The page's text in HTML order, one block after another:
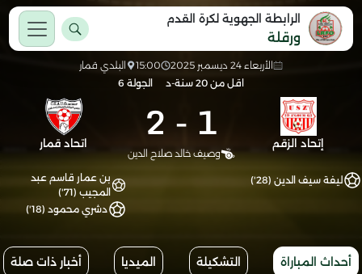
الرابطة الجهوية لكرة القدم
ورقلة
الأربعاء 24 ديسمبر 2025 15:00
البلدي قمار
اقل من 20 سنة-د
الجولة 6
إتحاد الزقم 1
-
2
وصيف خالد صلاح الدين
اتحاد قمار
ليفة سيف الدين (28')
بن عمار قاسم عبد
المجيب (71')
دشري محمود (18')
أحداث المباراة التشكيلة الميديا أخبار ذات صلة